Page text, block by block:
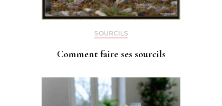
SOURCILS
Comment faire ses sourcils